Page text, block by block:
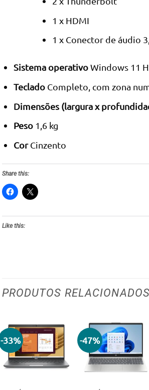
1 x HDMI
1 x Conector de áudio
Sistema operativoWindows 11
Teclado Completo, com zona
Dimensões (largura x
Peso1,6 kg
CorCinzento
Share this:
Like this:
PRODUTOS RELACIONADOS
-33%
Adicionar
aos meus
desejos
-47%
Adicionar
aos meus
desejos